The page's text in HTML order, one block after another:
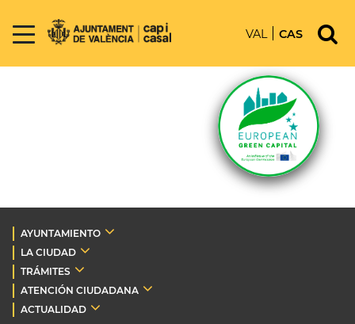
VAL CAS
AYUNTAMIENTO
LA CIUDAD
TRÁMITES
ATENCIÓN CIUDADANA
ACTUALIDAD